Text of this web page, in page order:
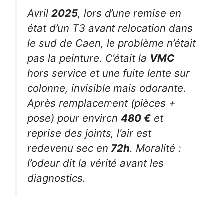
Avril 2025, lors d’une remise en
état d’un T3 avant relocation dans
le sud de Caen, le problème n’était
pas la peinture. C’était la VMC
hors service et une fuite lente sur
colonne, invisible mais odorante.
Après remplacement (pièces +
pose) pour environ 480 € et
reprise des joints, l’air est
redevenu sec en 72h. Moralité :
l’odeur dit la vérité avant les
diagnostics.